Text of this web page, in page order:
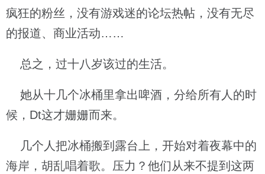
疯狂的粉丝，没有游戏迷的论坛热帖，没有无尽
的报道、商业活动……
总之，过十八岁该过的生活。
她从十几个冰桶里拿出啤酒，分给所有人的时
候，Dt这才姗姗而来。
几个人把冰桶搬到露台上，开始对着夜幕中的
海岸，胡乱唱着歌。压力？他们从来不提到这两